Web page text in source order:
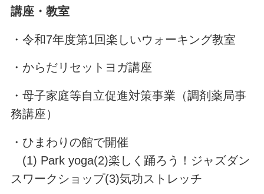
講座・教室
・令和7年度第1回楽しいウォーキング教室
・からだリセットヨガ講座
・母子家庭等自立促進対策事業（調剤薬局事
務講座）
・ひまわりの館で開催
(1) Park yoga(2)楽しく踊ろう！ジャズダン
スワークショップ(3)気功ストレッチ